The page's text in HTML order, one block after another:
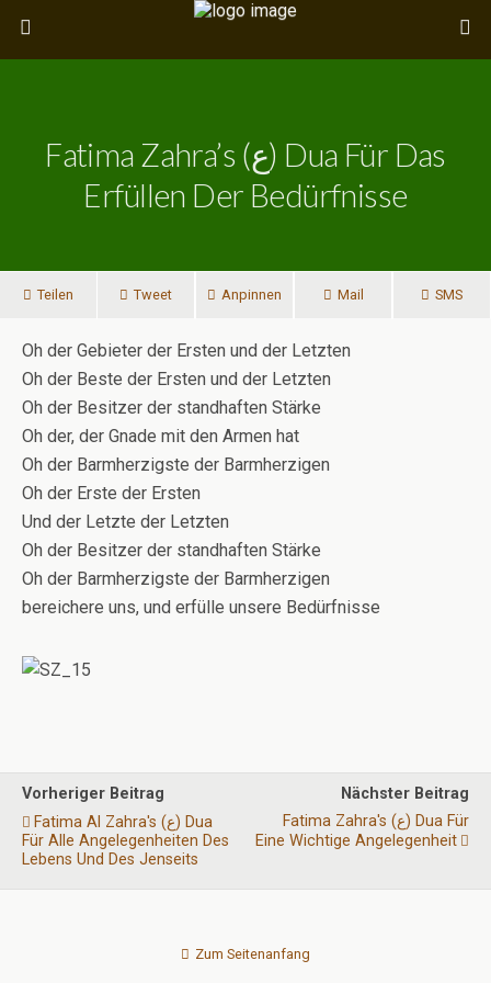
Fatima Zahra’s (ع) Dua Für Das
Erfüllen Der Bedürfnisse
Teilen Tweet Anpinnen Mail SMS
Oh der Gebieter der Ersten und der Letzten
Oh der Beste der Ersten und der Letzten
Oh der Besitzer der standhaften Stärke
Oh der, der Gnade mit den Armen hat
Oh der Barmherzigste der Barmherzigen
Oh der Erste der Ersten
Und der Letzte der Letzten
Oh der Besitzer der standhaften Stärke
Oh der Barmherzigste der Barmherzigen
bereichere uns, und erfülle unsere Bedürfnisse
Vorheriger Beitrag
Fatima Al Zahra's (ع) Dua
Für Alle Angelegenheiten Des
Lebens Und Des Jenseits
Nächster Beitrag
Fatima Zahra's (ع) Dua Für
Eine Wichtige Angelegenheit
Zum Seitenanfang